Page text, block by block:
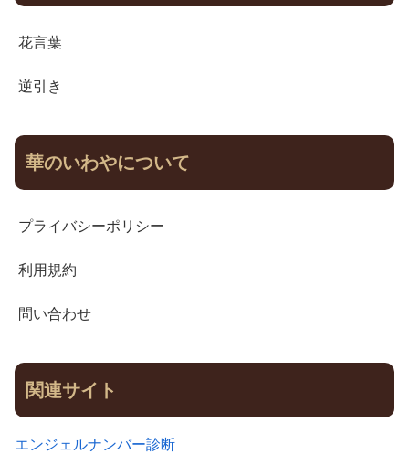
花言葉
逆引き
華のいわやについて
プライバシーポリシー
利用規約
問い合わせ
関連サイト
エンジェルナンバー診断